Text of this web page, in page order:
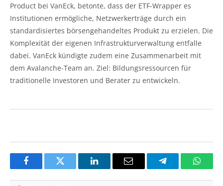
Product bei VanEck, betonte, dass der ETF-Wrapper es
Institutionen ermögliche, Netzwerkerträge durch ein
standardisiertes börsengehandeltes Produkt zu erzielen. Die
Komplexität der eigenen Infrastrukturverwaltung entfalle
dabei. VanEck kündigte zudem eine Zusammenarbeit mit
dem Avalanche-Team an. Ziel: Bildungsressourcen für
traditionelle Investoren und Berater zu entwickeln.
FacebookTwitter LinkedInEmail Telegram